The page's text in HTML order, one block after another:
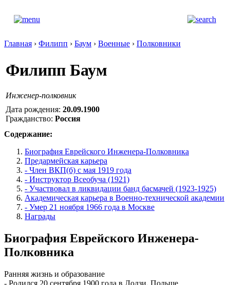
Главная › Филипп › Баум › Военные › Полковники
Филипп Баум
Инженер-полковник
Дата рождения: 20.09.1900
Гражданство: Россия
Содержание:
Биография Еврейского Инженера-Полковника
Предармейская карьера
- Член ВКП(б) с мая 1919 года
- Инструктор Всеобуча (1921)
- Участвовал в ликвидации банд басмачей (1923-1925)
Академическая карьера в Военно-технической академии
- Умер 21 ноября 1966 года в Москве
Награды
Биография Еврейского Инженера-
Полковника
Ранняя жизнь и образование
- Родился 20 сентября 1900 года в Лодзи, Польше